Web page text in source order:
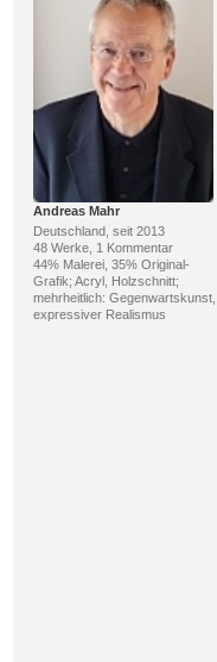
Andreas Mahr
Deutschland, seit 2013
48 Werke, 1 Kommentar
44% Malerei, 35% Original-
Grafik; Acryl, Holzschnitt;
mehrheitlich: Gegenwartskunst,
expressiver Realismus